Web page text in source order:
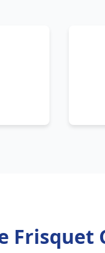
Frisquet